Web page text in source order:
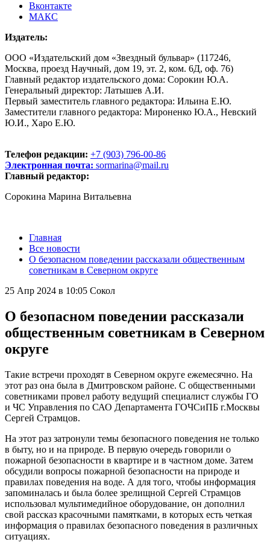
Вконтакте
МАКС
Издатель:
ООО «Издательский дом «Звездный бульвар» (117246,
Москва, проезд Научный, дом 19, эт. 2, ком. 6Д, оф. 76)
Главный редактор издательского дома: Сорокин Ю.А.
Генеральный директор: Латышев А.И.
Первый заместитель главного редактора: Ильина Е.Ю.
Заместители главного редактора: Мироненко Ю.А., Невский
Ю.И., Харо Е.Ю.
Телефон редакции: +7 (903) 796-00-86
Электронная почта: sormarina@mail.ru
Главный редактор:
Сорокина Марина Витальевна
Главная
Все новости
О безопасном поведении рассказали общественным
советникам в Северном округе
25 Апр 2024 в 10:05 Сокол
О безопасном поведении рассказали
общественным советникам в Северном
округе
Такие встречи проходят в Северном округе ежемесячно. На
этот раз она была в Дмитровском районе. С общественными
советниками провел работу ведущий специалист службы ГО
и ЧС Управления по САО Департамента ГОЧСиПБ г.Москвы
Сергей Страмцов.
На этот раз затронули темы безопасного поведения не только
в быту, но и на природе. В первую очередь говорили о
пожарной безопасности в квартире и в частном доме. Затем
обсудили вопросы пожарной безопасности на природе и
правилах поведения на воде. А для того, чтобы информация
запоминалась и была более зрелищной Сергей Страмцов
использовал мультимедийное оборудование, он дополнил
свой рассказ красочными памятками, в которых есть четкая
информация о правилах безопасного поведения в различных
ситуациях.